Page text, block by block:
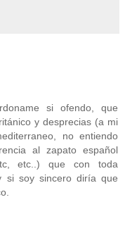
si ofendo, que
y desprecias (a mi
no entiendo
al zapato español
etc..) que con toda
si soy sincero diría que